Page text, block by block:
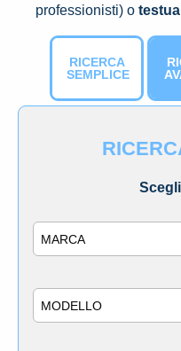
professionisti) o
RICERCA
SEMPLICE